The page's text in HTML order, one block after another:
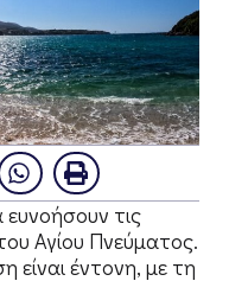
ευνοήσουν τις
Αγίου Πνεύματος.
είναι έντονη, με τη